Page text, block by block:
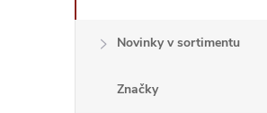
Novinky v sortimentu
Značky